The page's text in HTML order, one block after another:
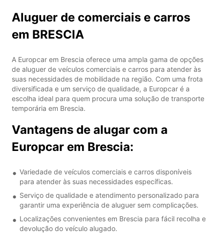
Aluguer de comerciais e carros
em BRESCIA
A Europcar em Brescia oferece uma ampla gama de opções
de aluguer de veículos comerciais e carros para atender às
suas necessidades de mobilidade na região. Com uma frota
diversificada e um serviço de qualidade, a Europcar é a
escolha ideal para quem procura uma solução de transporte
temporária em Brescia.
Vantagens de alugar com a
Europcar em Brescia:
Variedade de veículos comerciais e carros disponíveis
para atender às suas necessidades específicas.
Serviço de qualidade e atendimento personalizado para
garantir uma experiência de aluguer sem complicações.
Localizações convenientes em Brescia para fácil recolha e
devolução do veículo alugado.